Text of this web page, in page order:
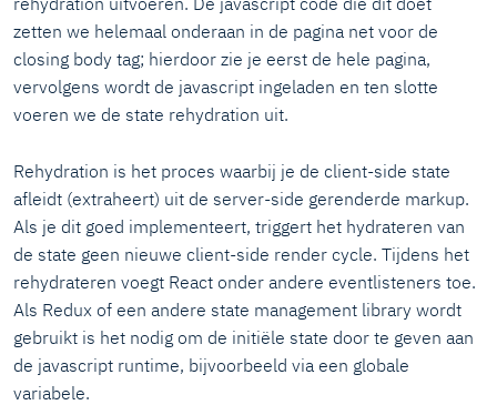
zetten we helemaal onderaan in de pagina net voor de
closing body tag; hierdoor zie je eerst de hele pagina,
vervolgens wordt de javascript ingeladen en ten slotte
voeren we de state rehydration uit.
Rehydration is het proces waarbij je de client-side state
afleidt (extraheert) uit de server-side gerenderde markup.
Als je dit goed implementeert, triggert het hydrateren van
de state geen nieuwe client-side render cycle. Tijdens het
rehydrateren voegt React onder andere eventlisteners toe.
Als Redux of een andere state management library wordt
gebruikt is het nodig om de initiële state door te geven aan
de javascript runtime, bijvoorbeeld via een globale
variabele.